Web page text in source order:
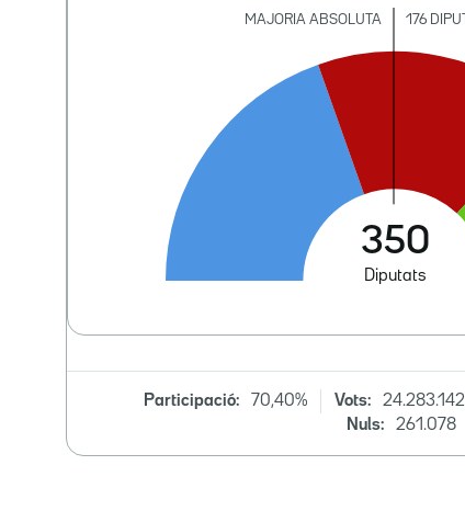
Participació: 70,40% Vots: 24.283.142
Nuls:
261.078